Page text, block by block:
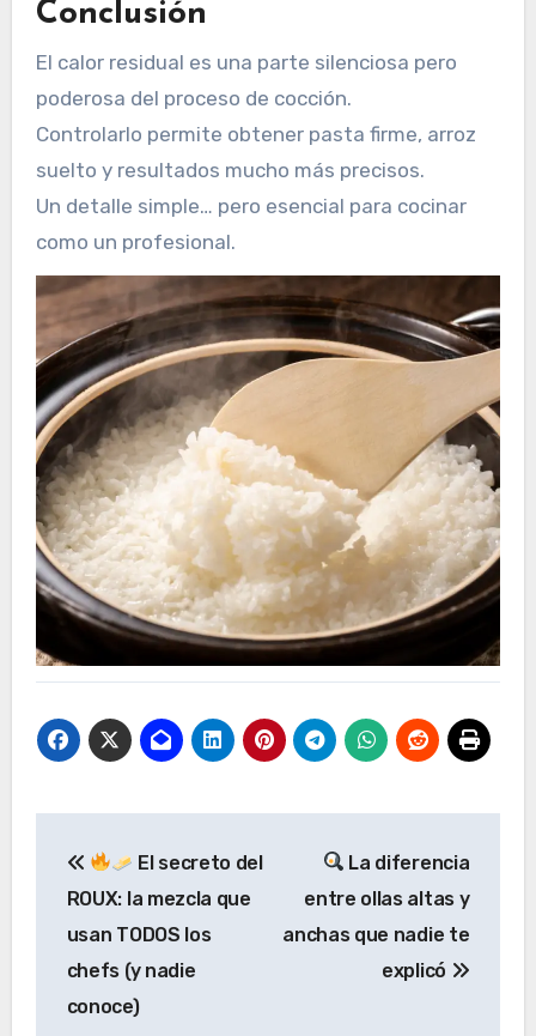
Conclusión
El calor residual es una parte silenciosa pero
poderosa del proceso de cocción.
Controlarlo permite obtener pasta firme, arroz
suelto y resultados mucho más precisos.
Un detalle simple… pero esencial para cocinar
como un profesional.
de
entradas
El secreto del
ROUX: la mezcla que
usan TODOS los
chefs (y nadie
conoce)
La diferencia
entre ollas altas y
anchas que nadie te
explicó